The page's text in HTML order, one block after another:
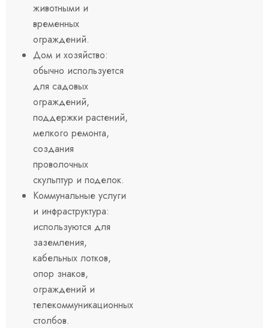
животными и
временных
ограждений.
Дом и хозяйство:
обычно используется
для садовых
ограждений,
поддержки растений,
мелкого ремонта,
создания
проволочных
скульптур и поделок.
Коммунальные услуги
и инфраструктура:
используются для
заземления,
кабельных лотков,
опор знаков,
ограждений и
телекоммуникационных
столбов.